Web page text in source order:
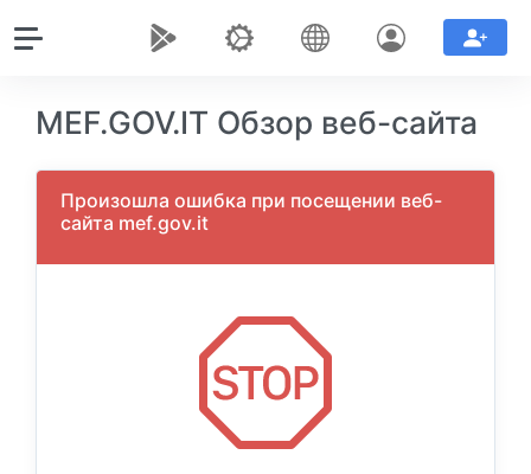
MEF.GOV.IT Обзор веб-сайта
Произошла ошибка при посещении веб-
сайта mef.gov.it